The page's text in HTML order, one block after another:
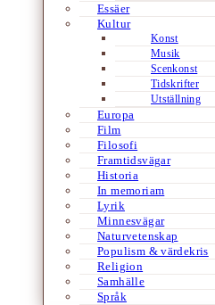
Essäer
Kultur
Konst
Musik
Scenkonst
Tidskrifter
Utställning
Europa
Film
Filosofi
Framtidsvägar
Historia
In memoriam
Lyrik
Minnesvägar
Naturvetenskap
Populism & värdekris
Religion
Samhälle
Språk